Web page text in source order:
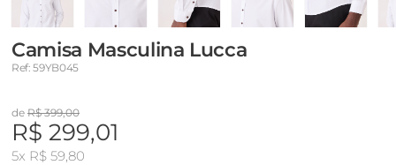
Camisa Masculina Lucca
Ref: 59YB045
de R$ 399,00
R$ 299,01
5x R$ 59,80